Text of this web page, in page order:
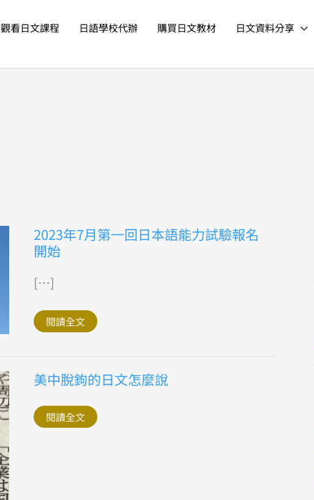
觀看日文課程 日語學校代辦 購買日文教材
日文資料分享
2023年7月第一回日本語能力試驗報名
開始
[…]
2023
年
7
月
一
回
本
語
能
驗
名
開
閱讀全文
美中脫鉤的日文怎麼說
美
中
鉤
的
日
閱讀全文